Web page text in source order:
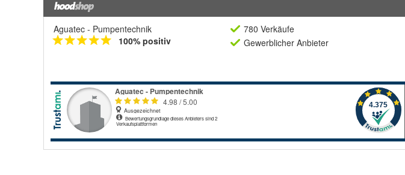
Aguatec - Pumpentechnik
100% positiv
780 Verkäufe
Gewerblicher Anbieter